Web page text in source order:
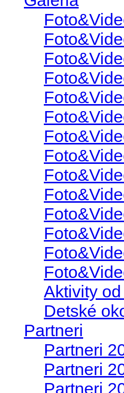
Aktivity
Detské
Partneri
Partneri
Partneri
Partneri